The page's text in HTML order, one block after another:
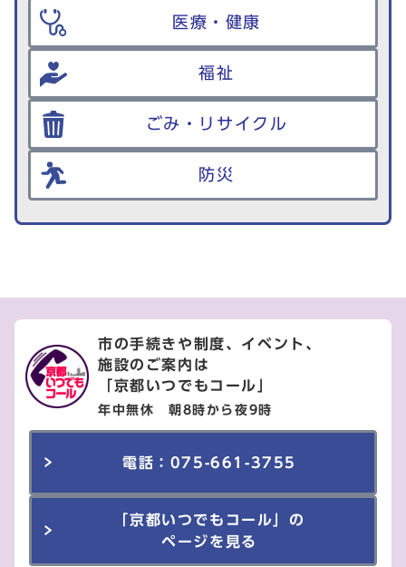
医療・健康
福祉
ごみ・リサイクル
防災
市の手続きや制度、イベント、
施設のご案内は
「京都いつでもコール」
年中無休 朝8時から夜9時
電話：075-661-3755
「京都いつでもコール」の
ページを見る